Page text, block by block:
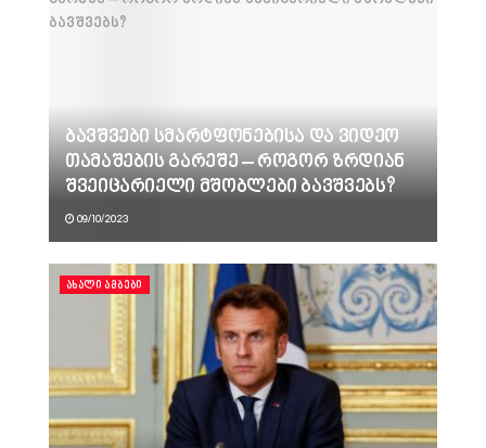
ბავშვები სმარტფონებისა და ვიდეო
თამაშების გარეშე – როგორ ზრდიან
შვეიცარიელი მშობლები ბავშვებს?
09/10/2023
ᲐᲮᲐᲚᲘ ᲐᲛᲑᲔᲑᲘ